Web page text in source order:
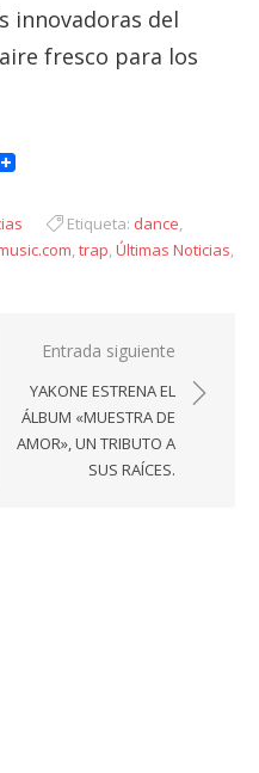
innovadoras del
fresco para los
Etiqueta: dance,
,trap,Últimas Noticias,
Entrada siguiente
YAKONE ESTRENA EL
ÁLBUM «MUESTRA DE
AMOR», UN TRIBUTO A
SUS RAÍCES.